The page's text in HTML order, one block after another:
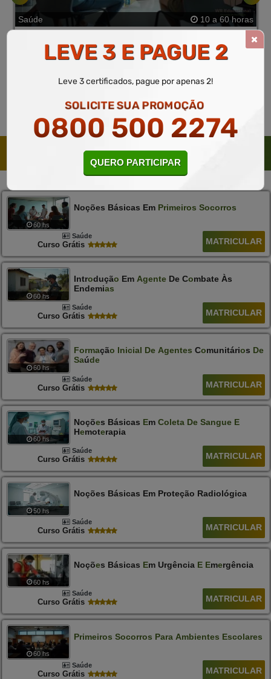
Saúde 10 a 60 horas
Curso Gratuito
Saiba mais MATRICULAR
CURSOS SUGERIDOS PELO PEDAGÓGICO
60 hs
Noções Básicas Em Primeiros Socorros
Saúde
Curso Grátis MATRICULAR
60 hs
IntrODuçãO Em AgenteDe COMbate Às
EndemiAs
Saúde
Curso Grátis MATRICULAR
60 hs
FORmaÇãO Inicial De Agentes COMunitáriOS De
SaÚDe
Saúde
Curso Grátis MATRICULAR
60 hs
NoçõES Básicas EM ColETa DE SanguE E
HEMotERapia
Saúde
Curso Grátis MATRICULAR
50 hs
Noções Básicas Em Proteção Radiológica
Saúde
Curso Grátis MATRICULAR
60 hs
NoçõES Básicas EM Urgência E EMERgência
Saúde
Curso Grátis MATRICULAR
60 hs
Primeiros Socorros Para Ambientes Escolares
Saúde
Curso Grátis MATRICULAR
LEVE 3 E PAGUE 2
Leve 3 certificados, pague por apenas 2!
SOLICITE SUA PROMOÇÃO
0800 500 2274
QUERO PARTICIPAR